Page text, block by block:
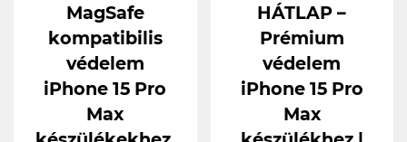
MagSafe
kompatibilis
védelem
iPhone 15 Pro
Max
HÁTLAP –
Prémium
védelem
iPhone 15 Pro
Max